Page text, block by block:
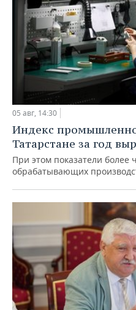
05 авг, 14:30
Индекс
Татарстане за год
При этом показатели более
обрабатывающих